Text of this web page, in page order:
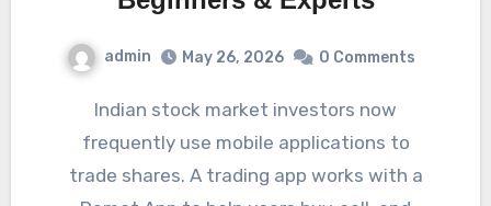
admin May 26, 2026 0 Comments
Indian stock market investors now
frequently use mobile applications to
trade shares. A trading app works with a